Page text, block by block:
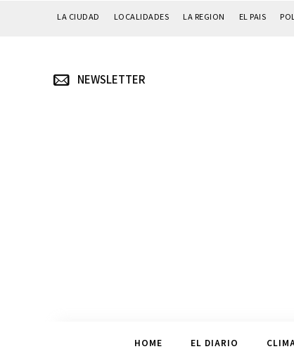
LA CIUDAD LOCALIDADES LA REGION EL PAIS
NEWSLETTER
HOME EL DIARIO